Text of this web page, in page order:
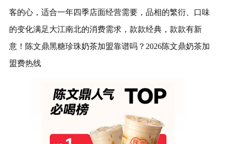
客的心，适合一年四季店面经营需要，品相的繁衍、口味
的变化满足大江南北的消费需求，款款经典，款款有新
意！陈文鼎黑糖珍珠奶茶加盟靠谱吗？2026陈文鼎奶茶加
盟费热线